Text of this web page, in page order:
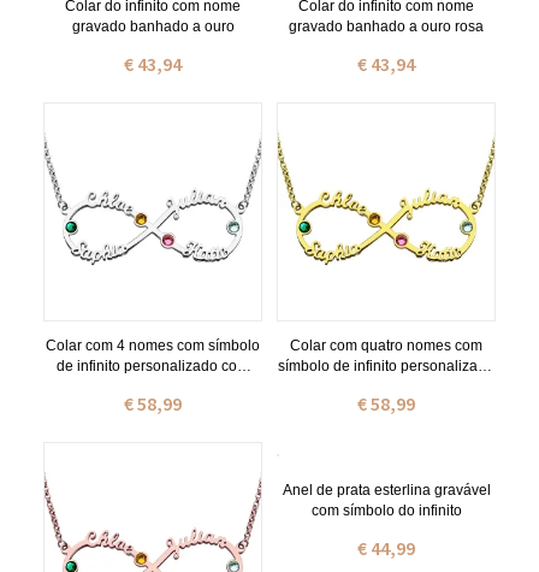
Colar do infinito com nome
gravado banhado a ouro
€ 43,94
Colar do infinito com nome
gravado banhado a ouro rosa
€ 43,94
Colar com 4 nomes com símbolo
de infinito personalizado com
€ 58,99
Colar com quatro nomes com
símbolo de infinito personalizado
€ 58,99
Anel de prata esterlina gravável
com símbolo do infinito
€ 44,99